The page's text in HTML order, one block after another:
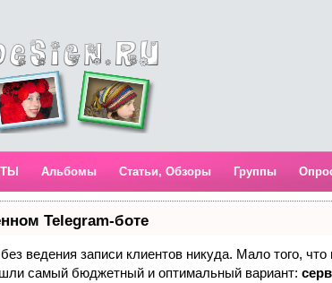
Альбомы Статьи, Обзоры Группы
Telegram-боте
ведения записи клиентов никуда. Мало того,
самый бюджетный и оптимальный вариант: